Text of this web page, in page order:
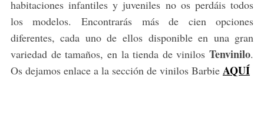
habitaciones infantiles y juveniles no os perdáis todos
los modelos. Encontrarás más de cien opciones
diferentes, cada uno de ellos disponible en una gran
variedad de tamaños, en la tienda de vinilosTenvinilo.
Os dejamos enlace a la sección de vinilos Barbie AQUÍ